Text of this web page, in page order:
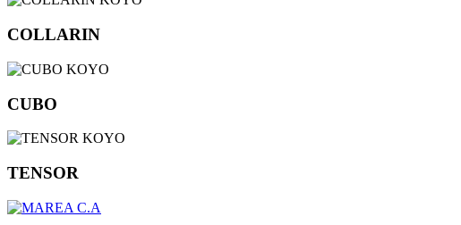
COLLARIN
CUBO
TENSOR